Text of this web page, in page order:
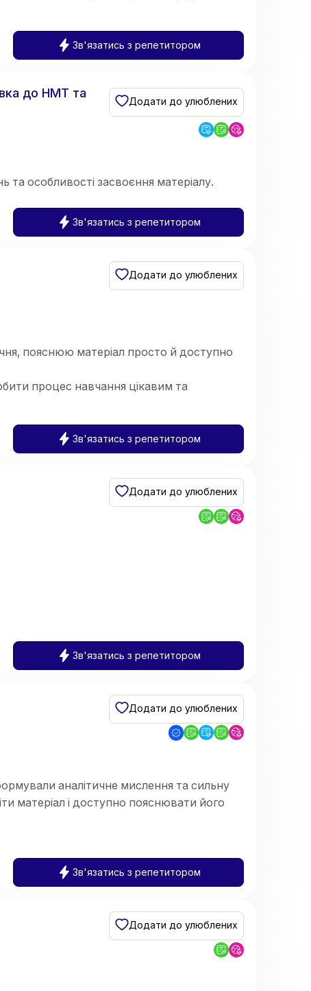
Зв'язатись з репетитором
до НМТ та
Додати до улюблених
особливості засвоєння матеріалу.
Зв'язатись з репетитором
Додати до улюблених
пояснюю матеріал просто й доступно
процес навчання цікавим та
Зв'язатись з репетитором
Додати до улюблених
Зв'язатись з репетитором
Додати до улюблених
аналітичне мислення та сильну
матеріал і доступно пояснювати його
Зв'язатись з репетитором
Додати до улюблених